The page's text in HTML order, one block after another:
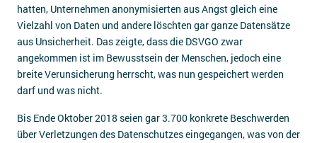
hatten, Unternehmen anonymisierten aus Angst gleich eine
Vielzahl von Daten und andere löschten gar ganze Datensätze
aus Unsicherheit. Das zeigte, dass die DSVGO zwar
angekommen ist im Bewusstsein der Menschen, jedoch eine
breite Verunsicherung herrscht, was nun gespeichert werden
darf und was nicht.
Bis Ende Oktober 2018 seien gar 3.700 konkrete Beschwerden
über Verletzungen des Datenschutzes eingegangen, was von der